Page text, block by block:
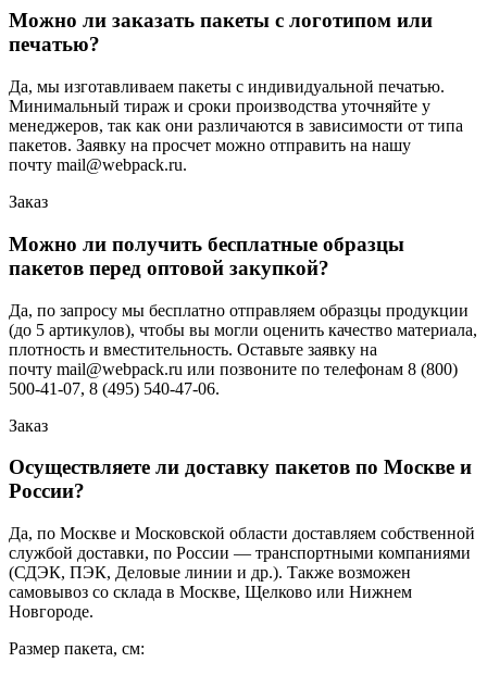
Можно ли заказать пакеты с логотипом или
печатью?
Да, мы изготавливаем пакеты с индивидуальной печатью.
Минимальный тираж и сроки производства уточняйте у
менеджеров, так как они различаются в зависимости от типа
пакетов. Заявку на просчет можно отправить на нашу
почту mail@webpack.ru.
Заказ
Можно ли получить бесплатные образцы
пакетов перед оптовой закупкой?
Да, по запросу мы бесплатно отправляем образцы продукции
(до 5 артикулов), чтобы вы могли оценить качество материала,
плотность и вместительность. Оставьте заявку на
почту mail@webpack.ru или позвоните по телефонам 8 (800)
500-41-07, 8 (495) 540-47-06.
Заказ
Осуществляете ли доставку пакетов по Москве и
России?
Да, по Москве и Московской области доставляем собственной
службой доставки, по России — транспортными компаниями
(СДЭК, ПЭК, Деловые линии и др.). Также возможен
самовывоз со склада в Москве, Щелково или Нижнем
Новгороде.
Размер пакета, см: